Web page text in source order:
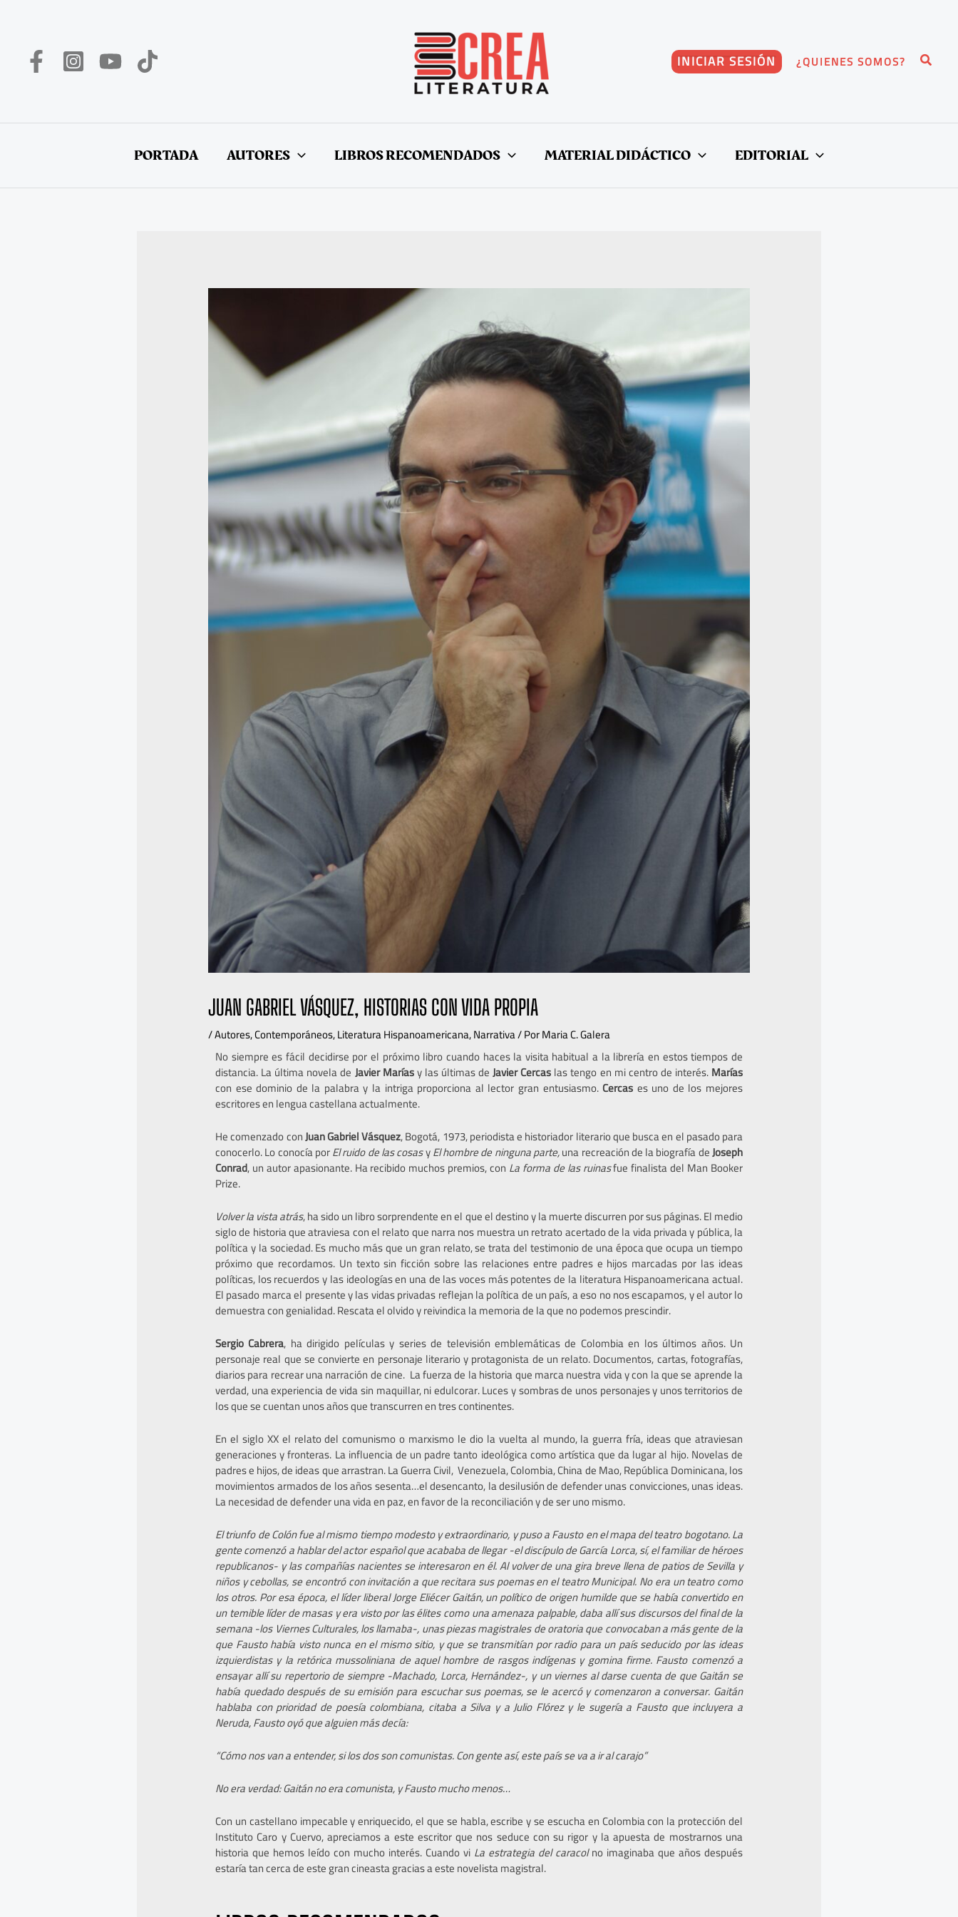
INICIAR SESIÓN ¿QUIENES SOMOS? Buscar
PORTADA AUTORES LIBROS RECOMENDADOS MATERIAL DIDÁCTICO EDITORIAL
JUAN GABRIEL VÁSQUEZ, HISTORIAS CON VIDA PROPIA
/Autores,Contemporáneos,Literatura Hispanoamericana,Narrativa/ PorMaria C. Galera
No siempre es fácil decidirse por el próximo libro cuando haces la visita habitual a la librería en estos tiempos de
distancia. La última novela de JavierMaríasy las últimas deJavierCercaslas tengo en mi centro de interés.Marías
con ese dominio de la palabra y la intriga proporciona al lector gran entusiasmo. Cercas es uno de los mejores
escritores en lengua castellana actualmente.
He comenzado conJuan Gabriel Vásquez, Bogotá, 1973, periodista e historiador literario que busca en el pasado para
conocerlo. Lo conocía porEl ruido de las cosasyEl hombre de ninguna parte,una recreación de la biografía deJoseph
Conrad, un autor apasionante. Ha recibido muchos premios, con La forma de las ruinasfue finalista del Man Booker
Prize.
Volver la vista atrás, ha sido un libro sorprendente en el que el destino y la muerte discurren por sus páginas. El medio
siglo de historia que atraviesa con el relato que narra nos muestra un retrato acertado de la vida privada y pública, la
política y la sociedad. Es mucho más que un gran relato, se trata del testimonio de una época que ocupa un tiempo
próximo que recordamos. Un texto sin ficción sobre las relaciones entre padres e hijos marcadas por las ideas
políticas, los recuerdos y las ideologías en una de las voces más potentes de la literatura Hispanoamericana actual.
El pasado marca el presente y las vidas privadas reflejan la política de un país, a eso no nos escapamos, y el autor lo
demuestra con genialidad. Rescata el olvido y reivindica la memoria de la que no podemos prescindir.
Sergio Cabrera, ha dirigido películas y series de televisión emblemáticas de Colombia en los últimos años. Un
personaje real que se convierte en personaje literario y protagonista de un relato. Documentos, cartas, fotografías,
diarios para recrear una narración de cine. La fuerza de la historia que marca nuestra vida y con la que se aprende la
verdad, una experiencia de vida sin maquillar, ni edulcorar. Luces y sombras de unos personajes y unos territorios de
los que se cuentan unos años que transcurren en tres continentes.
En el siglo XX el relato del comunismo o marxismo le dio la vuelta al mundo, la guerra fría, ideas que atraviesan
generaciones y fronteras. La influencia de un padre tanto ideológica como artística que da lugar al hijo. Novelas de
padres e hijos, de ideas que arrastran. La Guerra Civil, Venezuela, Colombia, China de Mao, República Dominicana, los
movimientos armados de los años sesenta…el desencanto, la desilusión de defender unas convicciones, unas ideas.
La necesidad de defender una vida en paz, en favor de la reconciliación y de ser uno mismo.
El triunfo de Colón fue al mismo tiempo modesto y extraordinario, y puso a Fausto en el mapa del teatro bogotano. La
gente comenzó a hablar del actor español que acababa de llegar -el discípulo de García Lorca, sí, el familiar de héroes
republicanos- y las compañías nacientes se interesaron en él. Al volver de una gira breve llena de patios de Sevilla y
niños y cebollas, se encontró con invitación a que recitara sus poemas en el teatro Municipal. No era un teatro como
los otros. Por esa época, el líder liberal Jorge Eliécer Gaitán, un político de origen humilde que se había convertido en
un temible líder de masas y era visto por las élites como una amenaza palpable, daba allí sus discursos del final de la
semana -los Viernes Culturales, los llamaba-, unas piezas magistrales de oratoria que convocaban a más gente de la
que Fausto había visto nunca en el mismo sitio, y que se transmitían por radio para un país seducido por las ideas
izquierdistas y la retórica mussoliniana de aquel hombre de rasgos indígenas y gomina firme. Fausto comenzó a
ensayar allí su repertorio de siempre -Machado, Lorca, Hernández-, y un viernes al darse cuenta de que Gaitán se
había quedado después de suemisión para escuchar sus poemas, se le acercó y comenzaron a conversar. Gaitán
hablaba con prioridad de poesía colombiana, citaba a Silva y a Julio Flórez y le sugería a Fausto que incluyera a
Neruda, Fausto oyó que alguien más decía:
“Cómo nos van a entender, si los dos son comunistas. Con gente así, este país se va a ir al carajo”
No era verdad: Gaitán no era comunista, y Fausto mucho menos…
Con un castellano impecable y enriquecido, el que se habla, escribe y se escucha en Colombia con la protección del
Instituto Caro y Cuervo, apreciamos a este escritor que nos seduce con su rigor y la apuesta de mostrarnos una
historia que hemos leído con mucho interés. Cuando vi La estrategia del caracolno imaginaba que años después
estaría tan cerca de este gran cineasta gracias a este novelista magistral.